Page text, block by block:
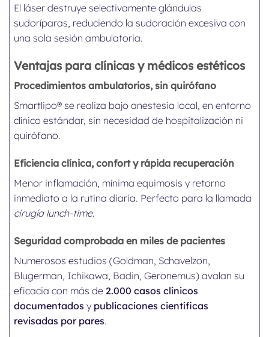
El láser destruye selectivamente glándulas
sudoríparas, reduciendo la sudoración excesiva con
una sola sesión ambulatoria.
Ventajas para clínicas y médicos estéticos
Procedimientos ambulatorios, sin quirófano
Smartlipo® se realiza bajo anestesia local, en entorno
clínico estándar, sin necesidad de hospitalización ni
quirófano.
Eficiencia clínica, confort y rápida recuperación
Menor inflamación, mínima equimosis y retorno
inmediato a la rutina diaria. Perfecto para la llamada
cirugía lunch-time.
Seguridad comprobada en miles de pacientes
Numerosos estudios (Goldman, Schavelzon,
Blugerman, Ichikawa, Badin, Geronemus) avalan su
eficacia con más de 2.000 casos clínicos
documentados y publicaciones científicas
revisadas por pares.